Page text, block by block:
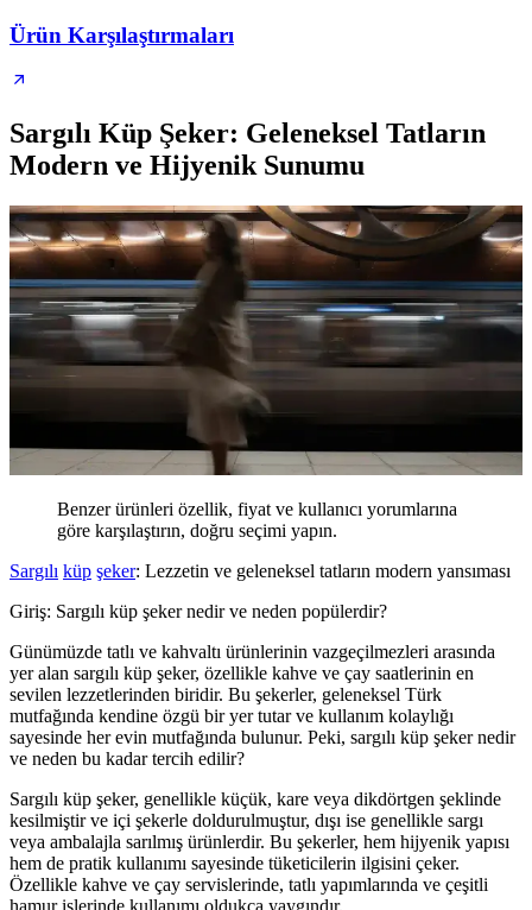
Ürün Karşılaştırmaları
Sargılı Küp Şeker: Geleneksel Tatların
Modern ve Hijyenik Sunumu
Benzer ürünleri özellik, fiyat ve kullanıcı yorumlarına
göre karşılaştırın, doğru seçimi yapın.
Sargılı küp şeker: Lezzetin ve geleneksel tatların modern yansıması
Giriş: Sargılı küp şeker nedir ve neden popülerdir?
Günümüzde tatlı ve kahvaltı ürünlerinin vazgeçilmezleri arasında
yer alan sargılı küp şeker, özellikle kahve ve çay saatlerinin en
sevilen lezzetlerinden biridir. Bu şekerler, geleneksel Türk
mutfağında kendine özgü bir yer tutar ve kullanım kolaylığı
sayesinde her evin mutfağında bulunur. Peki, sargılı küp şeker nedir
ve neden bu kadar tercih edilir?
Sargılı küp şeker, genellikle küçük, kare veya dikdörtgen şeklinde
kesilmiştir ve içi şekerle doldurulmuştur, dışı ise genellikle sargı
veya ambalajla sarılmış ürünlerdir. Bu şekerler, hem hijyenik yapısı
hem de pratik kullanımı sayesinde tüketicilerin ilgisini çeker.
Özellikle kahve ve çay servislerinde, tatlı yapımlarında ve çeşitli
hamur işlerinde kullanımı oldukça yaygındır.